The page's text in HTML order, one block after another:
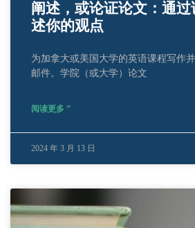
阐述，或论证论文：通
述你的观点
为加拿大或美国大学的英语课程写作
邮件。学院（或大学）论文
阅读更多 ”
2024 年 3 月 13 日